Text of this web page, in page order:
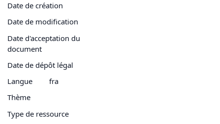
Date de création
Date de modification
Date d'acceptation du
document
Date de dépôt légal
Langue
fra
Thème
Type de ressource